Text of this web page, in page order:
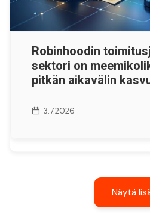
Robinhoodin
sektori on
pitkän aikavälin
3.7.2026
Näytä